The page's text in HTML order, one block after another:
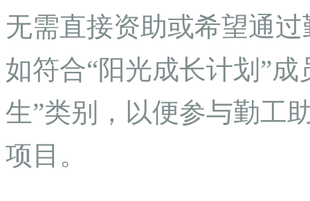
无需直接资助或希望通
如符合“阳光成长计划”
生”类别，以便参与勤工
项目。